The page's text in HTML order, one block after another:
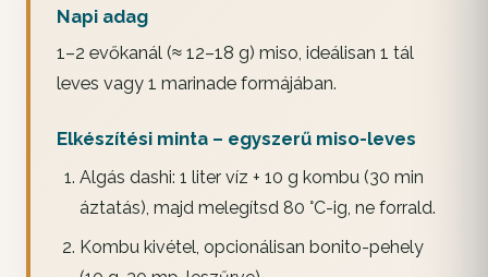
Napi adag
1–2 evőkanál (≈ 12–18 g) miso, ideálisan 1 tál
leves vagy 1 marinade formájában.
Elkészítési minta – egyszerű miso-leves
Algás dashi: 1 liter víz + 10 g kombu (30 min
áztatás), majd melegítsd 80 °C-ig, ne forrald.
Kombu kivétel, opcionálisan bonito-pehely